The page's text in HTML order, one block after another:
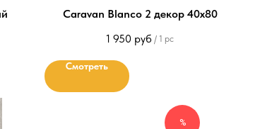
Caravan Blanco 2 декор 40х80
1 950 руб / 1 pc
Смотреть
%